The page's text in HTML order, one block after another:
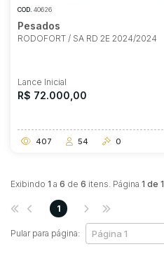
COD. 40626
Pesados
RODOFORT / SA RD 2E 2024/2024
Lance Inicial
R$ 72.000,00
407 54 0
Exibindo 1 a 6 de 6 itens. Página 1 de 1
Pular para página:
1